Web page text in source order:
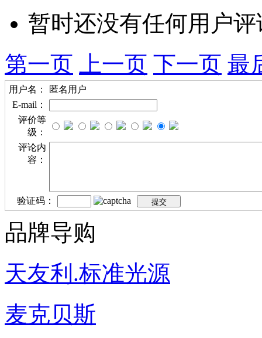
暂时还没有任何用户评
第一页
上一页 下一页 最
用户名：
匿名用户
E-mail：
评价等
级：
评论内
容：
验证码：
品牌导购
天友利.标准光源
麦克贝斯